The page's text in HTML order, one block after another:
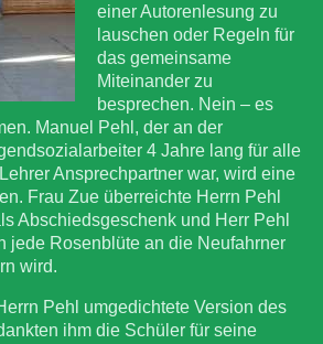
einer Autorenlesung zu
lauschen oder Regeln für
das gemeinsame
Miteinander zu
besprechen. Nein – es
Manuel Pehl, der an der
4 Jahre lang für alle
Ansprechpartner war, wird eine
Frau Zue überreichte Herrn Pehl
Abschiedsgeschenk und Herr Pehl
jede Rosenblüte an die Neufahrner
wird.
Pehl umgedichtete Version des
ihm die Schüler für seine